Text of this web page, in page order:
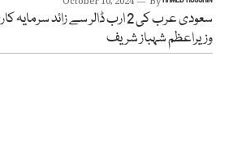
سعودی عرب کی 2 ارب ڈالر سے زائد
وزیراعظم شہباز شریف